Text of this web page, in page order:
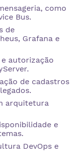
como
Bus.
de
Grafana e
autorização
de cadastros
arquitetura
e
DevOps e